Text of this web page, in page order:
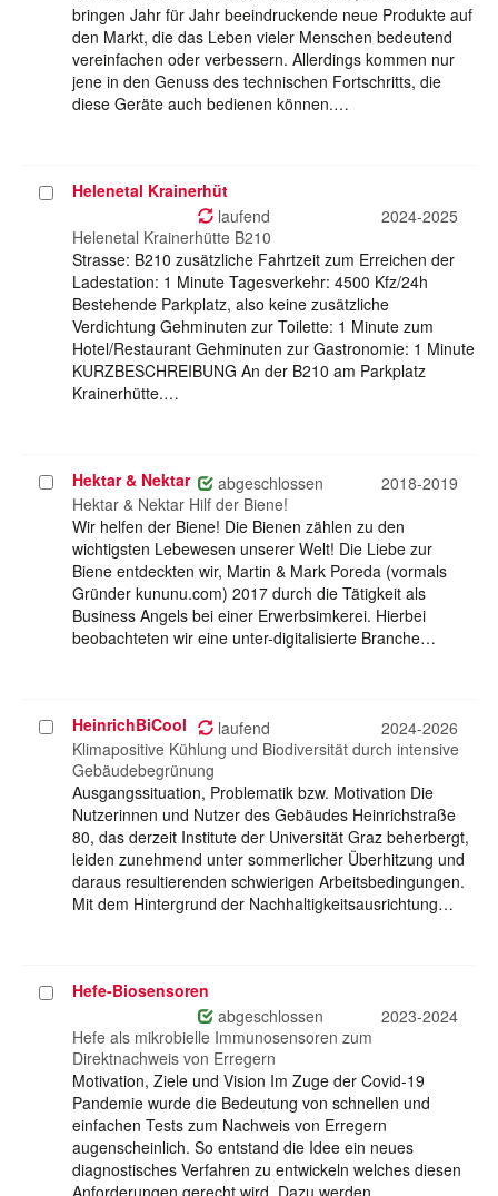
bringen Jahr für Jahr beeindruckende neue Produkte auf
den Markt, die das Leben vieler Menschen bedeutend
vereinfachen oder verbessern. Allerdings kommen nur
jene in den Genuss des technischen Fortschritts, die
diese Geräte auch bedienen können.…
ProjektHelenetal Krainerhüt
laufend
2024-2025
Helenetal Krainerhütte B210
Strasse: B210 zusätzliche Fahrtzeit zum Erreichen der
Ladestation: 1 Minute Tagesverkehr: 4500 Kfz/24h
Bestehende Parkplatz, also keine zusätzliche
Verdichtung Gehminuten zur Toilette: 1 Minute zum
Hotel/Restaurant Gehminuten zur Gastronomie: 1 Minute
KURZBESCHREIBUNG An der B210 am Parkplatz
Krainerhütte.…
Projekt
auswählen
Hektar & Nektar abgeschlossen
2018-2019
Hektar & Nektar Hilf der Biene!
Wir helfen der Biene! Die Bienen zählen zu den
wichtigsten Lebewesen unserer Welt! Die Liebe zur
Biene entdeckten wir, Martin & Mark Poreda (vormals
Gründer kununu.com) 2017 durch die Tätigkeit als
Business Angels bei einer Erwerbsimkerei. Hierbei
beobachteten wir eine unter-digitalisierte Branche…
Projekt
auswählen
HeinrichBiCool laufend
2024-2026
Klimapositive Kühlung und Biodiversität durch intensive
Gebäudebegrünung
Ausgangssituation, Problematik bzw. Motivation Die
Nutzerinnen und Nutzer des Gebäudes Heinrichstraße
80, das derzeit Institute der Universität Graz beherbergt,
leiden zunehmend unter sommerlicher Überhitzung und
daraus resultierenden schwierigen Arbeitsbedingungen.
Mit dem Hintergrund der Nachhaltigkeitsausrichtung…
ProjektHefe-Biosensoren
abgeschlossen
2023-2024
Hefe als mikrobielle Immunosensoren zum
Direktnachweis von Erregern
Motivation, Ziele und Vision Im Zuge der Covid-19
Pandemie wurde die Bedeutung von schnellen und
einfachen Tests zum Nachweis von Erregern
augenscheinlich. So entstand die Idee ein neues
diagnostisches Verfahren zu entwickeln welches diesen